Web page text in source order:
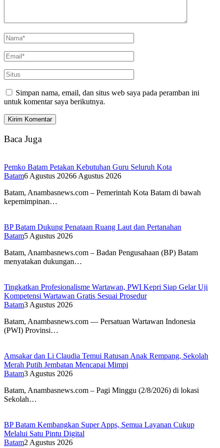
Simpan nama, email, dan situs web saya pada peramban ini
untuk komentar saya berikutnya.
Baca Juga
Pemko Batam Petakan Kebutuhan Guru Seluruh Kota
Batam6 Agustus 20266 Agustus 2026
Batam, Anambasnews.com – Pemerintah Kota Batam di bawah
kepemimpinan…
BP Batam Dukung Penataan Ruang Laut dan Pertanahan
Batam5 Agustus 2026
Batam, Anambasnews.com – Badan Pengusahaan (BP) Batam
menyatakan dukungan…
Tingkatkan Profesionalisme Wartawan, PWI Kepri Siap Gelar Uji
Kompetensi Wartawan Gratis Sesuai Prosedur
Batam3 Agustus 2026
Batam, Anambasnews.com — Persatuan Wartawan Indonesia
(PWI) Provinsi…
Amsakar dan Li Claudia Temui Ratusan Anak Rempang, Sekolah
Merah Putih Jembatan Mencapai Mimpi
Batam3 Agustus 2026
Batam, Anambasnews.com – Pagi Minggu (2/8/2026) di lokasi
Sekolah…
BP Batam Kembangkan Super Apps, Semua Layanan Cukup
Melalui Satu Pintu Digital
Batam2 Agustus 2026